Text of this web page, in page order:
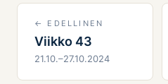
← EDELLINEN
Viikko 43
21.10.–27.10.2024